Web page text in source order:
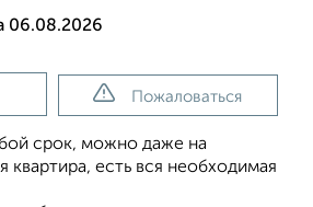
06.08.2026
Пожаловаться
срок, можно даже на
квартира, есть вся необходимая